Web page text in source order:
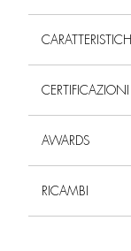
CERTIFICAZIONI
AWARDS
RICAMBI